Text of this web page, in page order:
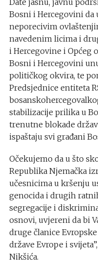
Date jasnu, javnu
Bosni i Hercegovini da
neporecivim
navedenim licima i
i Hercegovine i Općeg
Bosni i Hercegovini
političkog okvira, te
Predsjednice entiteta
stabilizacije prilika u
trenutne blokade
ispaštaju svi građani
Očekujemo da u što
Republika Njemačka
učesnicima u kršenju
genocida i drugih
segregacije i
osnovi, uvjereni da bi
druge članice
države Evrope i
Nikšića.